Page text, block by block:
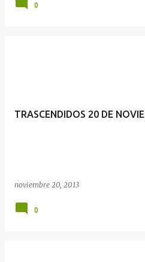
0
TRASCENDID​OS 20 DE
noviembre 20, 2013
0